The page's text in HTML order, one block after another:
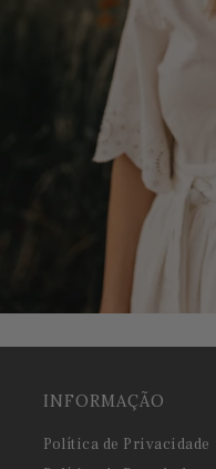
INFORMAÇÃO
Política de Privacidade